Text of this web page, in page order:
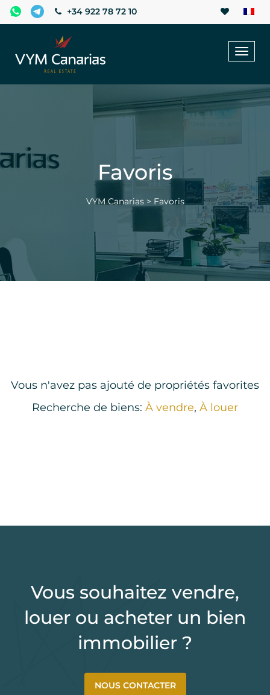
+34 922 78 72 10
Favoris
VYM Canarias> Favoris
Vous n'avez pas ajouté de propriétés favorites
Recherche de biens: À vendre, À louer
Vous souhaitez vendre,
louer ou acheter un bien
immobilier ?
NOUS CONTACTER